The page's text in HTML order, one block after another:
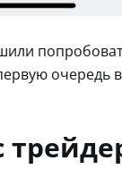
очередь